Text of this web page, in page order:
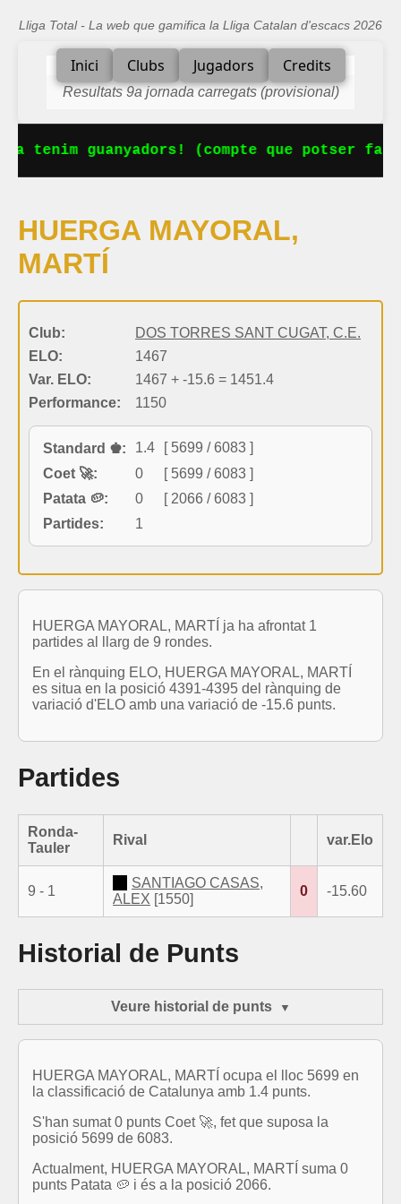
Lliga Total - La web que gamifica la Lliga Catalan d'escacs 2026
Inici Clubs Jugadors Credits
Resultats 9a jornada carregats (provisional)
tenim guanyadors! (compte que potser
HUERGA MAYORAL,
MARTÍ
Club:
DOS TORRES SANT CUGAT, C.E.
ELO:
1467
Var. ELO:
1467 + -15.6 = 1451.4
Performance:
1150
Standard ♚: 1.4
[ 5699 / 6083 ]
Coet 🚀:
0
[ 5699 / 6083 ]
Patata 🥔:
0
[ 2066 / 6083 ]
Partides:
1
HUERGA MAYORAL, MARTÍ ja ha afrontat 1
partides al llarg de 9 rondes.
En el rànquing ELO, HUERGA MAYORAL, MARTÍ
es situa en la posició 4391-4395 del rànquing de
variació d'ELO amb una variació de -15.6 punts.
Partides
Ronda-
Tauler
Rival var.Elo
9 - 1
SANTIAGO CASAS,
ALEX [1550]
0 -15.60
Historial de Punts
Veure historial de punts
HUERGA MAYORAL, MARTÍ ocupa el lloc 5699 en
la classificació de Catalunya amb 1.4 punts.
S'han sumat 0 punts Coet 🚀, fet que suposa la
posició 5699 de 6083.
Actualment, HUERGA MAYORAL, MARTÍ suma 0
punts Patata 🥔 i és a la posició 2066.